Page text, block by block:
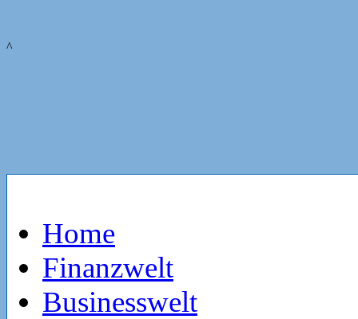
^
Home
Finanzwelt
Businesswelt